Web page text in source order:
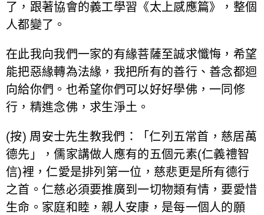
了，跟著協會的義工學習《太上感應篇》，整個
人都變了。
在此我向我們一家的有緣菩薩至誠求懺悔，希望
能把惡緣轉為法緣，我把所有的善行、善念都迴
向給你們。也希望你們可以好好學佛，一同修
行，精進念佛，求生淨土。
(按) 周安士先生教我們：「仁列五常首，慈居萬
德先」，儒家講做人應有的五個元素(仁義禮智
信)裡，仁愛是排列第一位，慈悲更是所有德行
之首。仁慈必須要推廣到一切物類有情，要愛惜
生命。家庭和睦，親人安康，是每一個人的願